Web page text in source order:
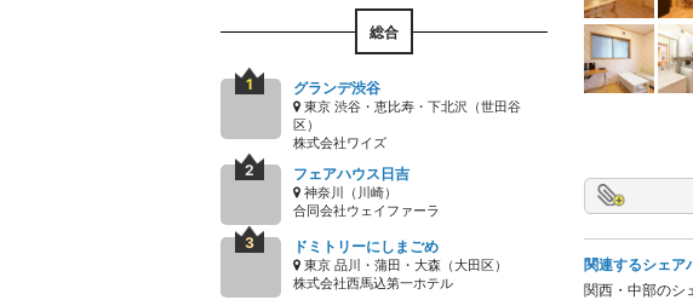
総合
グランデ渋谷
東京 渋谷・恵比寿・下北沢（世田谷
区）
株式会社ワイズ
フェアハウス日吉
神奈川（川崎）
合同会社ウェイファーラ
ドミトリーにしまごめ
東京 品川・蒲田・大森（大田区）
株式会社西馬込第一ホテル
関連するシェア
関西・中部のシ